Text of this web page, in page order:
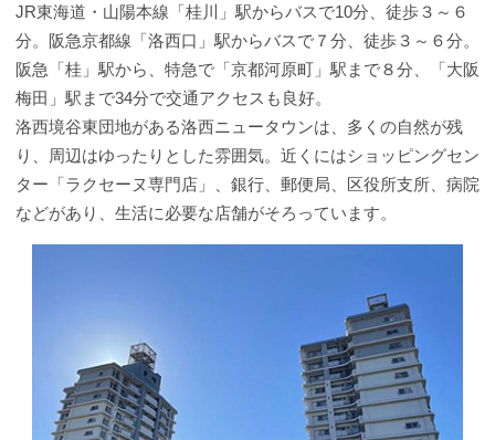
JR東海道・山陽本線「桂川」駅からバスで10分、徒歩３～６
分。阪急京都線「洛西口」駅からバスで７分、徒歩３～６分。
阪急「桂」駅から、特急で「京都河原町」駅まで８分、「大阪
梅田」駅まで34分で交通アクセスも良好。
洛西境谷東団地がある洛西ニュータウンは、多くの自然が残
り、周辺はゆったりとした雰囲気。近くにはショッピングセン
ター「ラクセーヌ専門店」、銀行、郵便局、区役所支所、病院
などがあり、生活に必要な店舗がそろっています。